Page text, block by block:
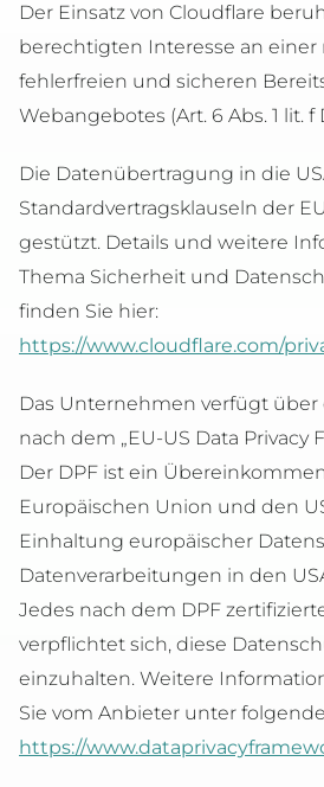
Der Einsatz von Cloudflare
berechtigten Interesse an
fehlerfreien und sicheren
Webangebotes (Art. 6 Abs. 1 lit. f
Die Datenübertragung in die
Standardvertragsklauseln der
gestützt. Details und weitere
Thema Sicherheit und
finden Sie hier:
https://www.cloudflare.com/
Das Unternehmen verfügt
nach dem „EU-US Data Privacy
Der DPF ist ein
Europäischen Union und den
Einhaltung europäischer
Datenverarbeitungen in den
Jedes nach dem DPF
verpflichtet sich, diese
einzuhalten. Weitere
Sie vom Anbieter unter
https://